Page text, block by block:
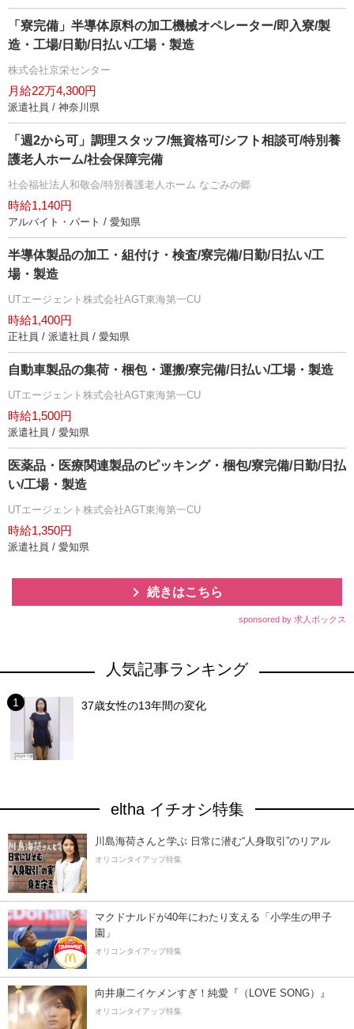
「寮完備」半導体原料の加工機械オペレーター/即入寮/製
造・工場/日勤/日払い/工場・製造
株式会社京栄センター
月給22万4,300円
派遣社員 / 神奈川県
「週2から可」調理スタッフ/無資格可/シフト相談可/特別養
護老人ホーム/社会保障完備
社会福祉法人和敬会/特別養護老人ホーム なごみの郷
時給1,140円
アルバイト・パート / 愛知県
半導体製品の加工・組付け・検査/寮完備/日勤/日払い/工
場・製造
UTエージェント株式会社AGT東海第一CU
時給1,400円
正社員 / 派遣社員 / 愛知県
自動車製品の集荷・梱包・運搬/寮完備/日払い/工場・製造
UTエージェント株式会社AGT東海第一CU
時給1,500円
派遣社員 / 愛知県
医薬品・医療関連製品のピッキング・梱包/寮完備/日勤/日払
い/工場・製造
UTエージェント株式会社AGT東海第一CU
時給1,350円
派遣社員 / 愛知県
続きはこちら
sponsored by 求人ボックス
人気記事ランキング
37歳女性の13年間の変化
eltha イチオシ特集
川島海荷さんと学ぶ 日常に潜む“人身取引”のリアル
オリコンタイアップ特集
マクドナルドが40年にわたり支える「小学生の甲子
園」
オリコンタイアップ特集
向井康二イケメンすぎ！純愛『（LOVE SONG）』
オリコンタイアップ特集